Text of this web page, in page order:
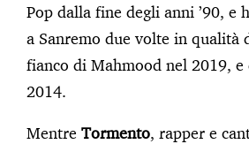
Pop dalla fine degli anni ’90, e
a Sanremo due volte in qualità
fianco di Mahmood nel 2019,
2014.
Mentre Tormento, rapper e